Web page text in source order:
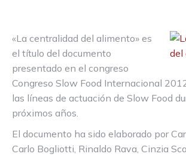
«La centralidad del alimento» es
el título del documento
presentado en el congreso
Congreso Slow Food Internacional
las líneas de actuación de Slow Food
próximos años.
El documento ha sido elaborado por
Carlo Bogliotti, Rinaldo Rava, Cinzia